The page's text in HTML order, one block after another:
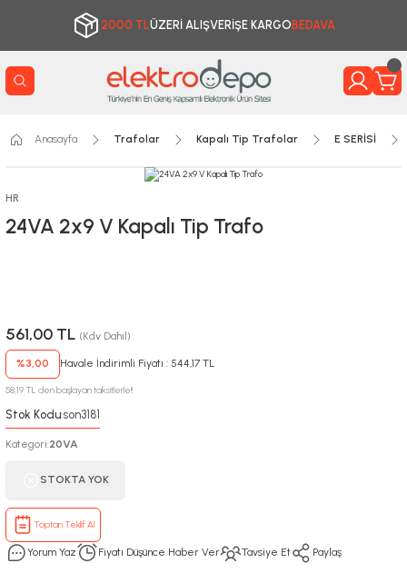
2000 TLÜZERİ ALIŞVERİŞE KARGO BEDAVA
Anasayfa Trafolar Kapalı Tip Trafolar E SERİSİ
HR
24VA 2x9 V Kapalı Tip Trafo
561,00 TL (Kdv Dahil)
%3,00 Havale İndirimli Fiyatı : 544,17 TL
58,19 TL den başlayan taksitlerle!!
Stok Kodu:son3181
Kategori:20VA
STOKTA YOK
Toptan Teklif Al
Yorum Yaz Fiyatı Düşünce Haber Ver Tavsiye Et Paylaş